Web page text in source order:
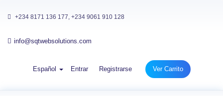
+234 8171 136 177, +234 9061 910 128
info@sqtwebsolutions.com
Español Entrar Registrarse Ver Carrito